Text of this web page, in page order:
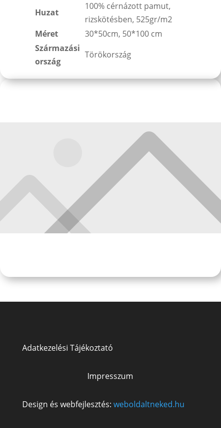
Huzat
100% cérnázott pamut,
rizskötésben, 525gr/m2
Méret
30*50cm, 50*100 cm
Származási
ország
Törökország
Adatkezelési Tájékoztató
Impresszum
Design és webfejlesztés: weboldaltneked.hu